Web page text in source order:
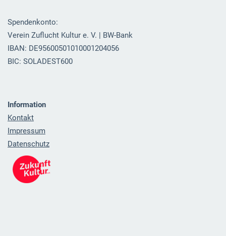
Spendenkonto:
Verein Zuflucht Kultur e. V. | BW-Bank
IBAN: DE95600501010001204056
BIC: SOLADEST600
Information
Kontakt
Impressum
Datenschutz